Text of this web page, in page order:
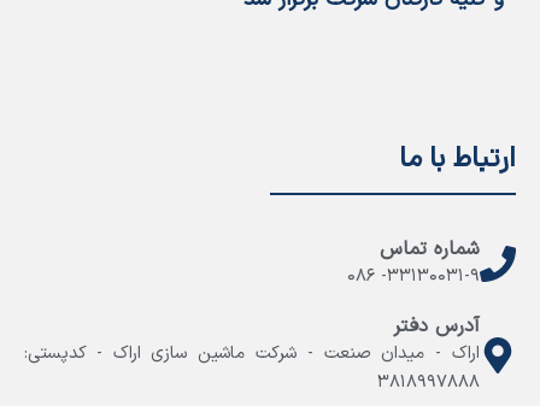
ارتباط با ما
شماره تماس
۳۳۱۳۰۰۳۱-۹- ۰۸۶
آدرس دفتر
اراک - میدان صنعت - شرکت ماشین سازی اراک - کدپستی:
۳۸۱۸۹۹۷۸۸۸